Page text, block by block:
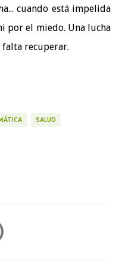
cuando está impelida
por el miedo. Una lucha
falta recuperar.
SALUD